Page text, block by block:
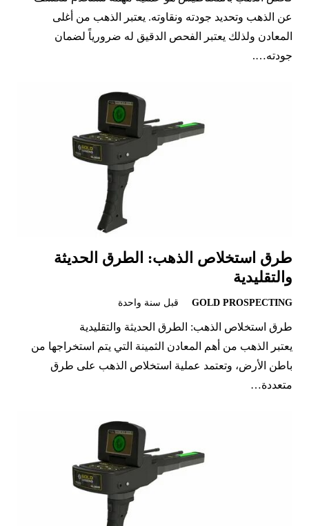
عن الذهب وتحديد جودته ونقاوته. يعتبر الذهب من أغلى
المعادن ولذلك يعتبر الفحص الدقيق له ضرورياً لضمان
جودته….
طرق استخلاص الذهب: الطرق الحديثة
والتقليدية
GOLD PROSPECTING قبل سنة واحدة
طرق استخلاص الذهب: الطرق الحديثة والتقليدية
يعتبر الذهب من أهم المعادن الثمينة التي يتم استخراجها من
باطن الأرض، وتعتمد عملية استخلاص الذهب على طرق
متعددة…